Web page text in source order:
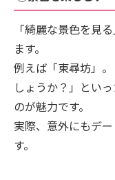
「綺麗な景色を見
ます。
例えば「東尋坊」
しょうか？」とい
のが魅力です。
実際、意外にもデ
す。